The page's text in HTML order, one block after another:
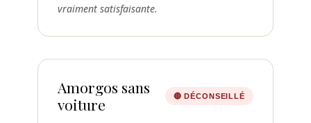
vraiment satisfaisante.
Amorgos sans
voiture
🔴 DÉCONSEILLÉ